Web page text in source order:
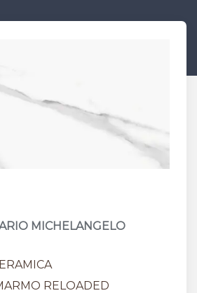
MICHELANGELO
RELOADED